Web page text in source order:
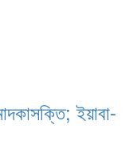
ইয়াবা-